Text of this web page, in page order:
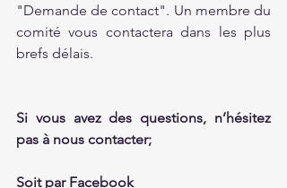
"Demande de contact". Un membre du
comité vous contactera dans les plus
brefs délais.
Si vous avez des questions, n’hésitez
pas à nous contacter;
Soit par Facebook